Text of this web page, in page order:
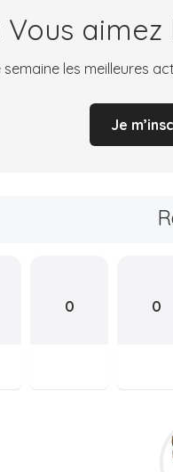
Vous
semaine les meilleures
Je
0 0